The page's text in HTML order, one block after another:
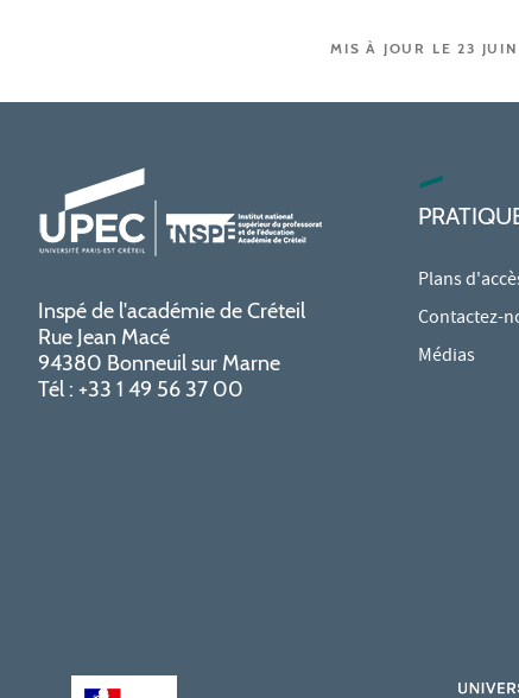
MIS À JOUR LE 23
Inspé de l'académie de Créteil
Rue Jean Macé
94380 Bonneuil sur Marne
Tél : +33 1 49 56 37 00
Plans
Contactez-
Médias